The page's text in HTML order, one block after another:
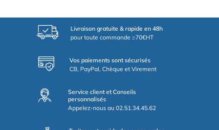
Livraison gratuite & rapide en 48h
pour toute commande ≥70€HT
Vos paiements sont sécurisés
CB, PayPal, Chèque et Virement
Service client et Conseils
personnalisés
Appelez-nous au 02.51.34.45.62